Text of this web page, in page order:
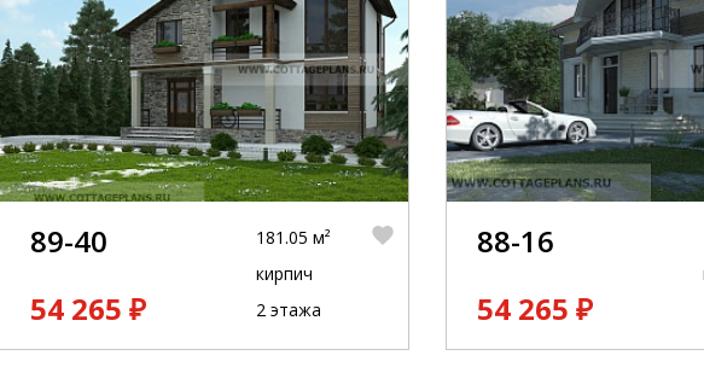
89-40
54 265 ₽
181.05 м²
кирпич
2 этажа
88-16
54 265 ₽